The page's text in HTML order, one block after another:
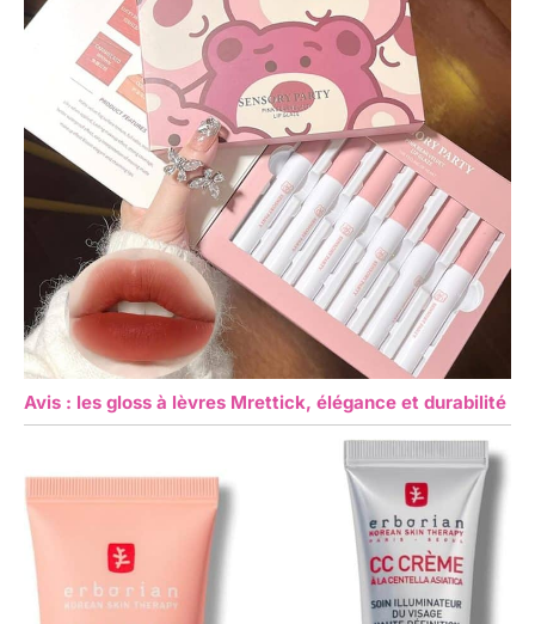
Avis : les gloss à lèvres Mrettick, élégance et durabilité